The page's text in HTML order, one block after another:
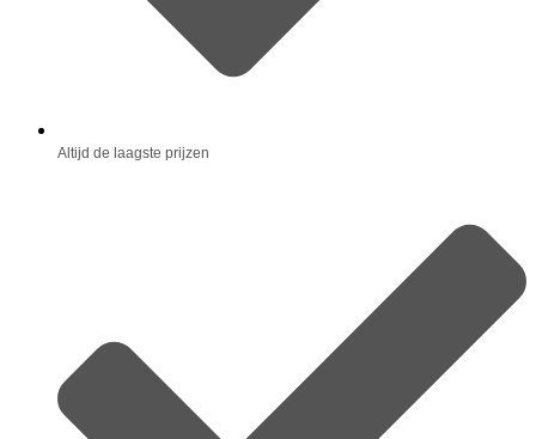
Altijd de laagste prijzen